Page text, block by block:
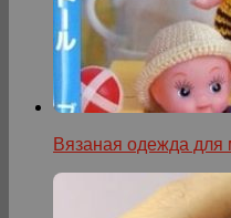
Вязаная одежда для